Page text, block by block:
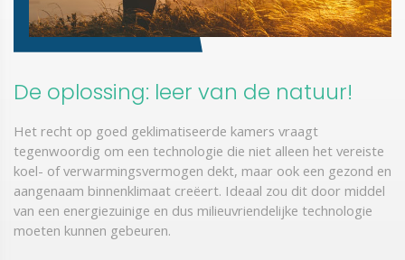
De oplossing: leer van de natuur!
Het recht op goed geklimatiseerde kamers vraagt ​​
tegenwoordig om een ​​technologie die niet alleen het vereiste
koel- of verwarmingsvermogen dekt, maar ook een gezond en
aangenaam binnenklimaat creëert. Ideaal zou dit door middel
van een energiezuinige en dus milieuvriendelijke technologie
moeten kunnen gebeuren.